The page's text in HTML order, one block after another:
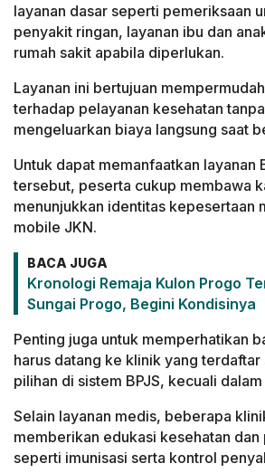
layanan dasar seperti pemeriksaan
penyakit ringan, layanan ibu dan
rumah sakit apabila diperlukan.
Layanan ini bertujuan mempermudah
terhadap pelayanan kesehatantanpa
mengeluarkan biaya langsung saat
Untuk dapat memanfaatkan layanan
tersebut, peserta cukup membawa
menunjukkan identitas kepesertaan
mobile JKN.
BACA JUGA
Kronologi Remaja Kulon Progo
Sungai Progo, Begini Kondisinya
Penting juga untuk memperhatikan
harus datang ke klinik yangterdaftar
pilihan di sistem BPJS, kecuali dalam
Selain layanan medis, beberapa
memberikan edukasi kesehatan dan
seperti imunisasi serta kontrol